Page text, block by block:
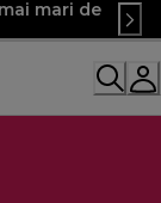
mari de